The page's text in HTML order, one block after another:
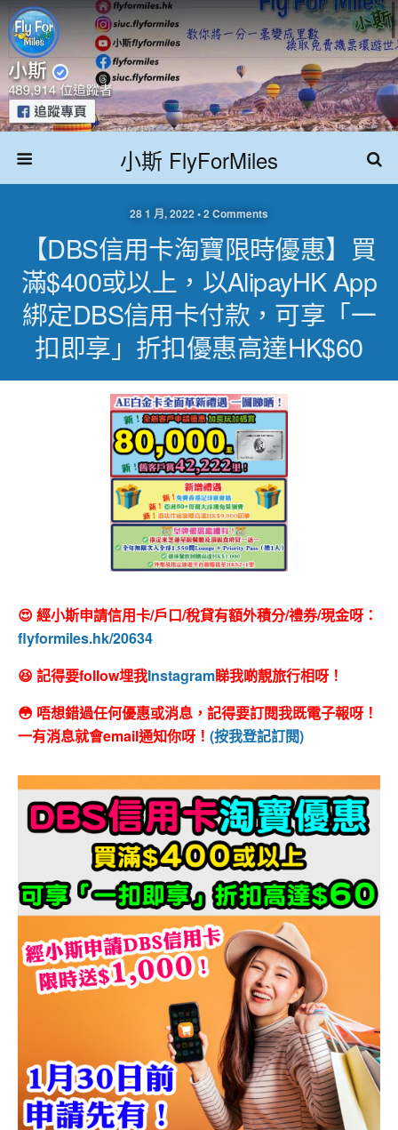
小斯 FlyForMiles
28 1 月, 2022 • 2 Comments
【DBS信用卡淘寶限時優惠】買
滿$400或以上，以AlipayHK App
綁定DBS信用卡付款，可享「一
扣即享」折扣優惠高達HK$60
😍 經小斯申請信用卡/戶口/稅貸有額外積分/禮券/現金呀：
flyformiles.hk/20634
😆 記得要follow埋我Instagram睇我啲靚旅行相呀！
😳 唔想錯過任何優惠或消息，記得要訂閱我既電子報呀！
一有消息就會email通知你呀！ (按我登記訂閱)